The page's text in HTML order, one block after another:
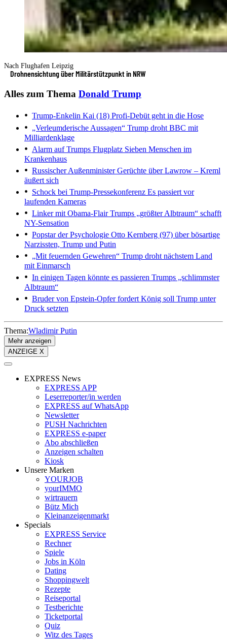
Nach Flughafen Leipzig
Drohnensichtung über Militärstützpunkt in NRW
Alles zum Thema Donald Trump
Trump-Enkelin Kai (18) Profi-Debüt geht in die Hose
„Verleumderische Aussagen“ Trump droht BBC mit
Milliardenklage
Alarm auf Trumps Flugplatz Sieben Menschen im
Krankenhaus
Russischer AußenministerGerüchte über Lawrow – Kreml
äußert sich
Schock bei Trump-Pressekonferenz Es passiert vor
laufenden Kameras
Linker mit Obama-FlairTrumps „größter Albtraum“ schafft
NY-Sensation
Popstar der Psychologie Otto Kernberg (97) über bösartige
Narzissten, Trump und Putin
„Mit feuernden Gewehren“ Trump droht nächstem Land
mit Einmarsch
In einigen Tagen könnte es passieren Trumps „schlimmster
Albtraum“
Bruder von Epstein-Opfer fordert König soll Trump unter
Druck setzten
Thema:Wladimir Putin
Mehr anzeigen
ANZEIGE X
EXPRESS News
EXPRESS APP
Leserreporter/in werden
EXPRESS auf WhatsApp
Newsletter
PUSH Nachrichten
EXPRESS e-paper
Abo abschließen
Anzeigen schalten
Kiosk
Unsere Marken
YOURJOB
yourIMMO
wirtrauern
Bütz Mich
Kleinanzeigenmarkt
Specials
EXPRESS Service
Rechner
Spiele
Jobs in Köln
Dating
Shoppingwelt
Rezepte
Reiseportal
Testberichte
Ticketportal
Quiz
Witz des Tages